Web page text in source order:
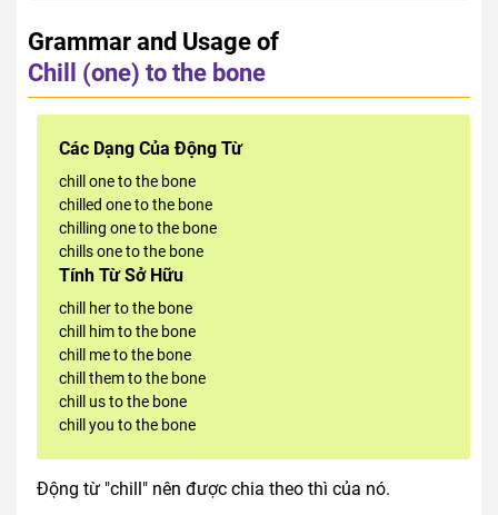
Grammar and Usage of
Chill (one) to the bone
Các Dạng Của Động Từ
chill one to the bone
chilled one to the bone
chilling one to the bone
chills one to the bone
Tính Từ Sở Hữu
chill her to the bone
chill him to the bone
chill me to the bone
chill them to the bone
chill us to the bone
chill you to the bone
Động từ "chill" nên được chia theo thì của nó.